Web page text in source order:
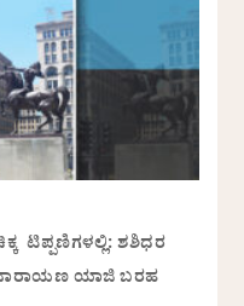
ಟಿಪ್ಪಣಿಗಳಲ್ಲಿ: ಶಶಿಧರ
ಯಾಜಿ ಬರಹ